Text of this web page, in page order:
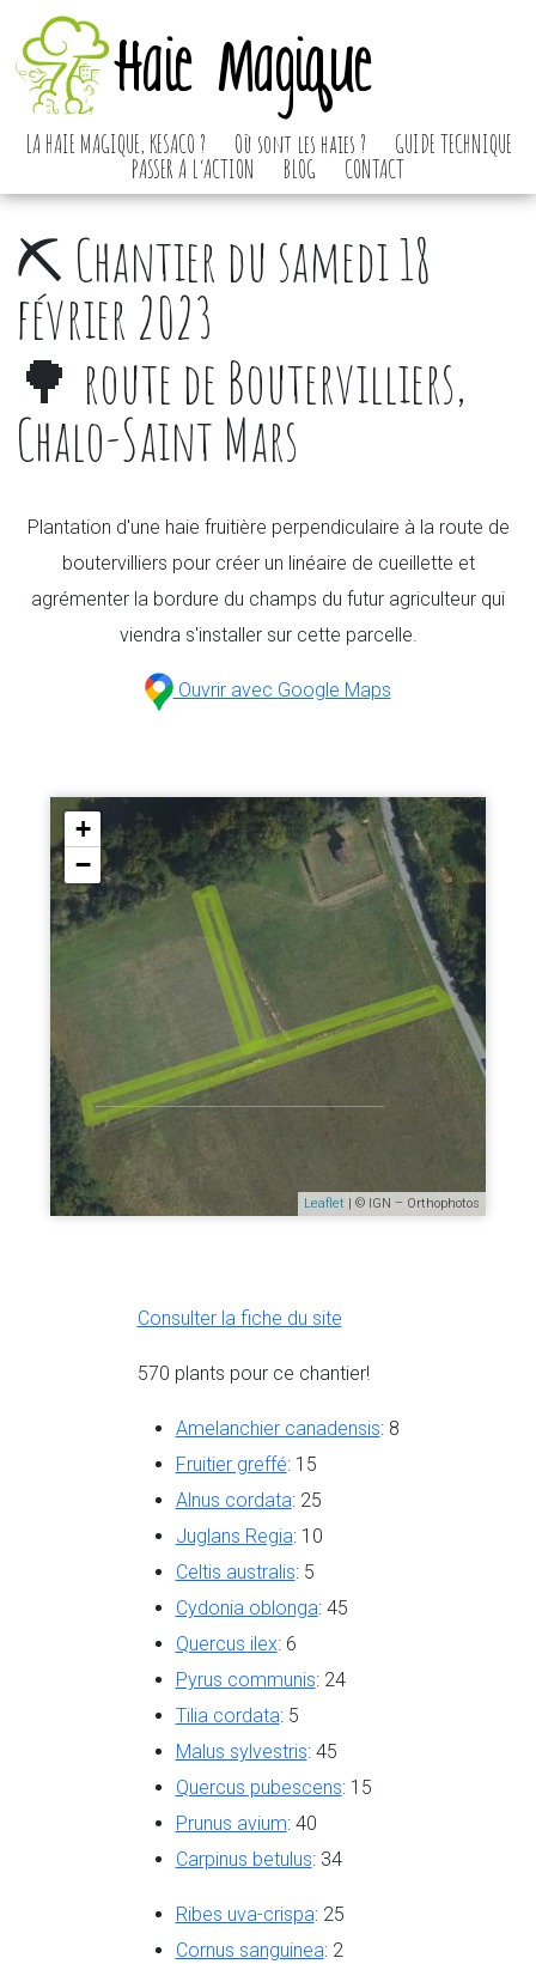
Haie Magique
LA HAIE MAGIQUE, KESACO ? Où sont les haies ?
GUIDE TECHNIQUE
PASSER A L’ACTION
BLOG CONTACT
⛏️ Chantier du samedi 18
février 2023
🌳 route de Boutervilliers,
Chalo-Saint Mars
Plantation d'une haie fruitière perpendiculaire à la route de
boutervilliers pour créer un linéaire de cueillette et
agrémenter la bordure du champs du futur agriculteur qui
viendra s'installer sur cette parcelle.
Ouvrir avec Google Maps
+
−
Leaflet | © IGN – Orthophotos
Consulter la fiche du site
570 plants pour ce chantier!
Amelanchier canadensis: 8
Fruitier greffé: 15
Alnus cordata: 25
Juglans Regia: 10
Celtis australis: 5
Cydonia oblonga: 45
Quercus ilex: 6
Pyrus communis: 24
Tilia cordata: 5
Malus sylvestris: 45
Quercus pubescens: 15
Prunus avium: 40
Carpinus betulus: 34
Ribes uva-crispa: 25
Cornus sanguinea: 2